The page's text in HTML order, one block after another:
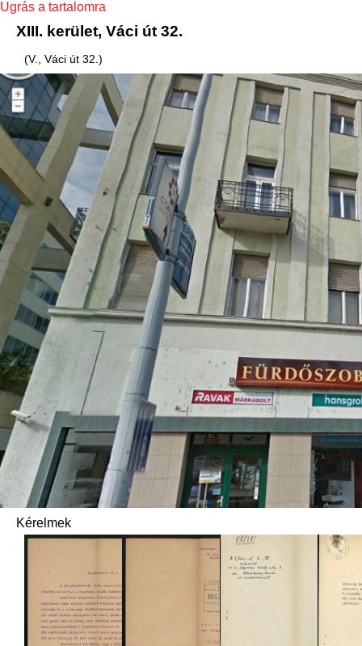
Ugrás a tartalomra
XIII. kerület, Váci út 32.
(V., Váci út 32.)
Kérelmek